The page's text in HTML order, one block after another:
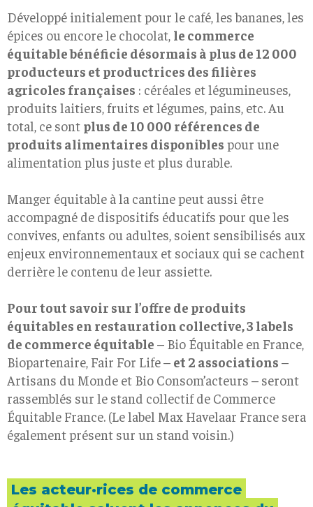
Développé initialement pour le café, les bananes, les
épices ou encore le chocolat, le commerce
équitable bénéficie désormais à plus de 12 000
producteurs et productrices des filières
agricoles françaises : céréales et légumineuses,
produits laitiers, fruits et légumes, pains, etc. Au
total, ce sont plus de 10 000 références de
produits alimentaires disponibles pour une
alimentation plus juste et plus durable.
Manger équitable à la cantine peut aussi être
accompagné de dispositifs éducatifs pour que les
convives, enfants ou adultes, soient sensibilisés aux
enjeux environnementaux et sociaux qui se cachent
derrière le contenu de leur assiette.
Pour tout savoir sur l’offre de produits
équitables en restauration collective, 3 labels
de commerce équitable – Bio Équitable en France,
Biopartenaire, Fair For Life – et 2 associations –
Artisans du Monde et Bio Consom’acteurs – seront
rassemblés sur le stand collectif de Commerce
Équitable France. (Le label Max Havelaar France sera
également présent sur un stand voisin.)
Les acteur·rices de commerce